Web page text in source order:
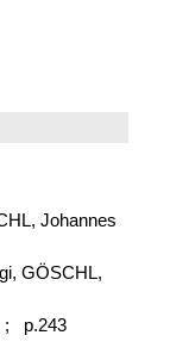
Johannes
GÖSCHL,
; p.243